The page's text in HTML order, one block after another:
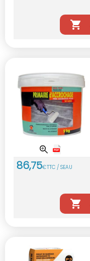
86,75€TTC / SEAU